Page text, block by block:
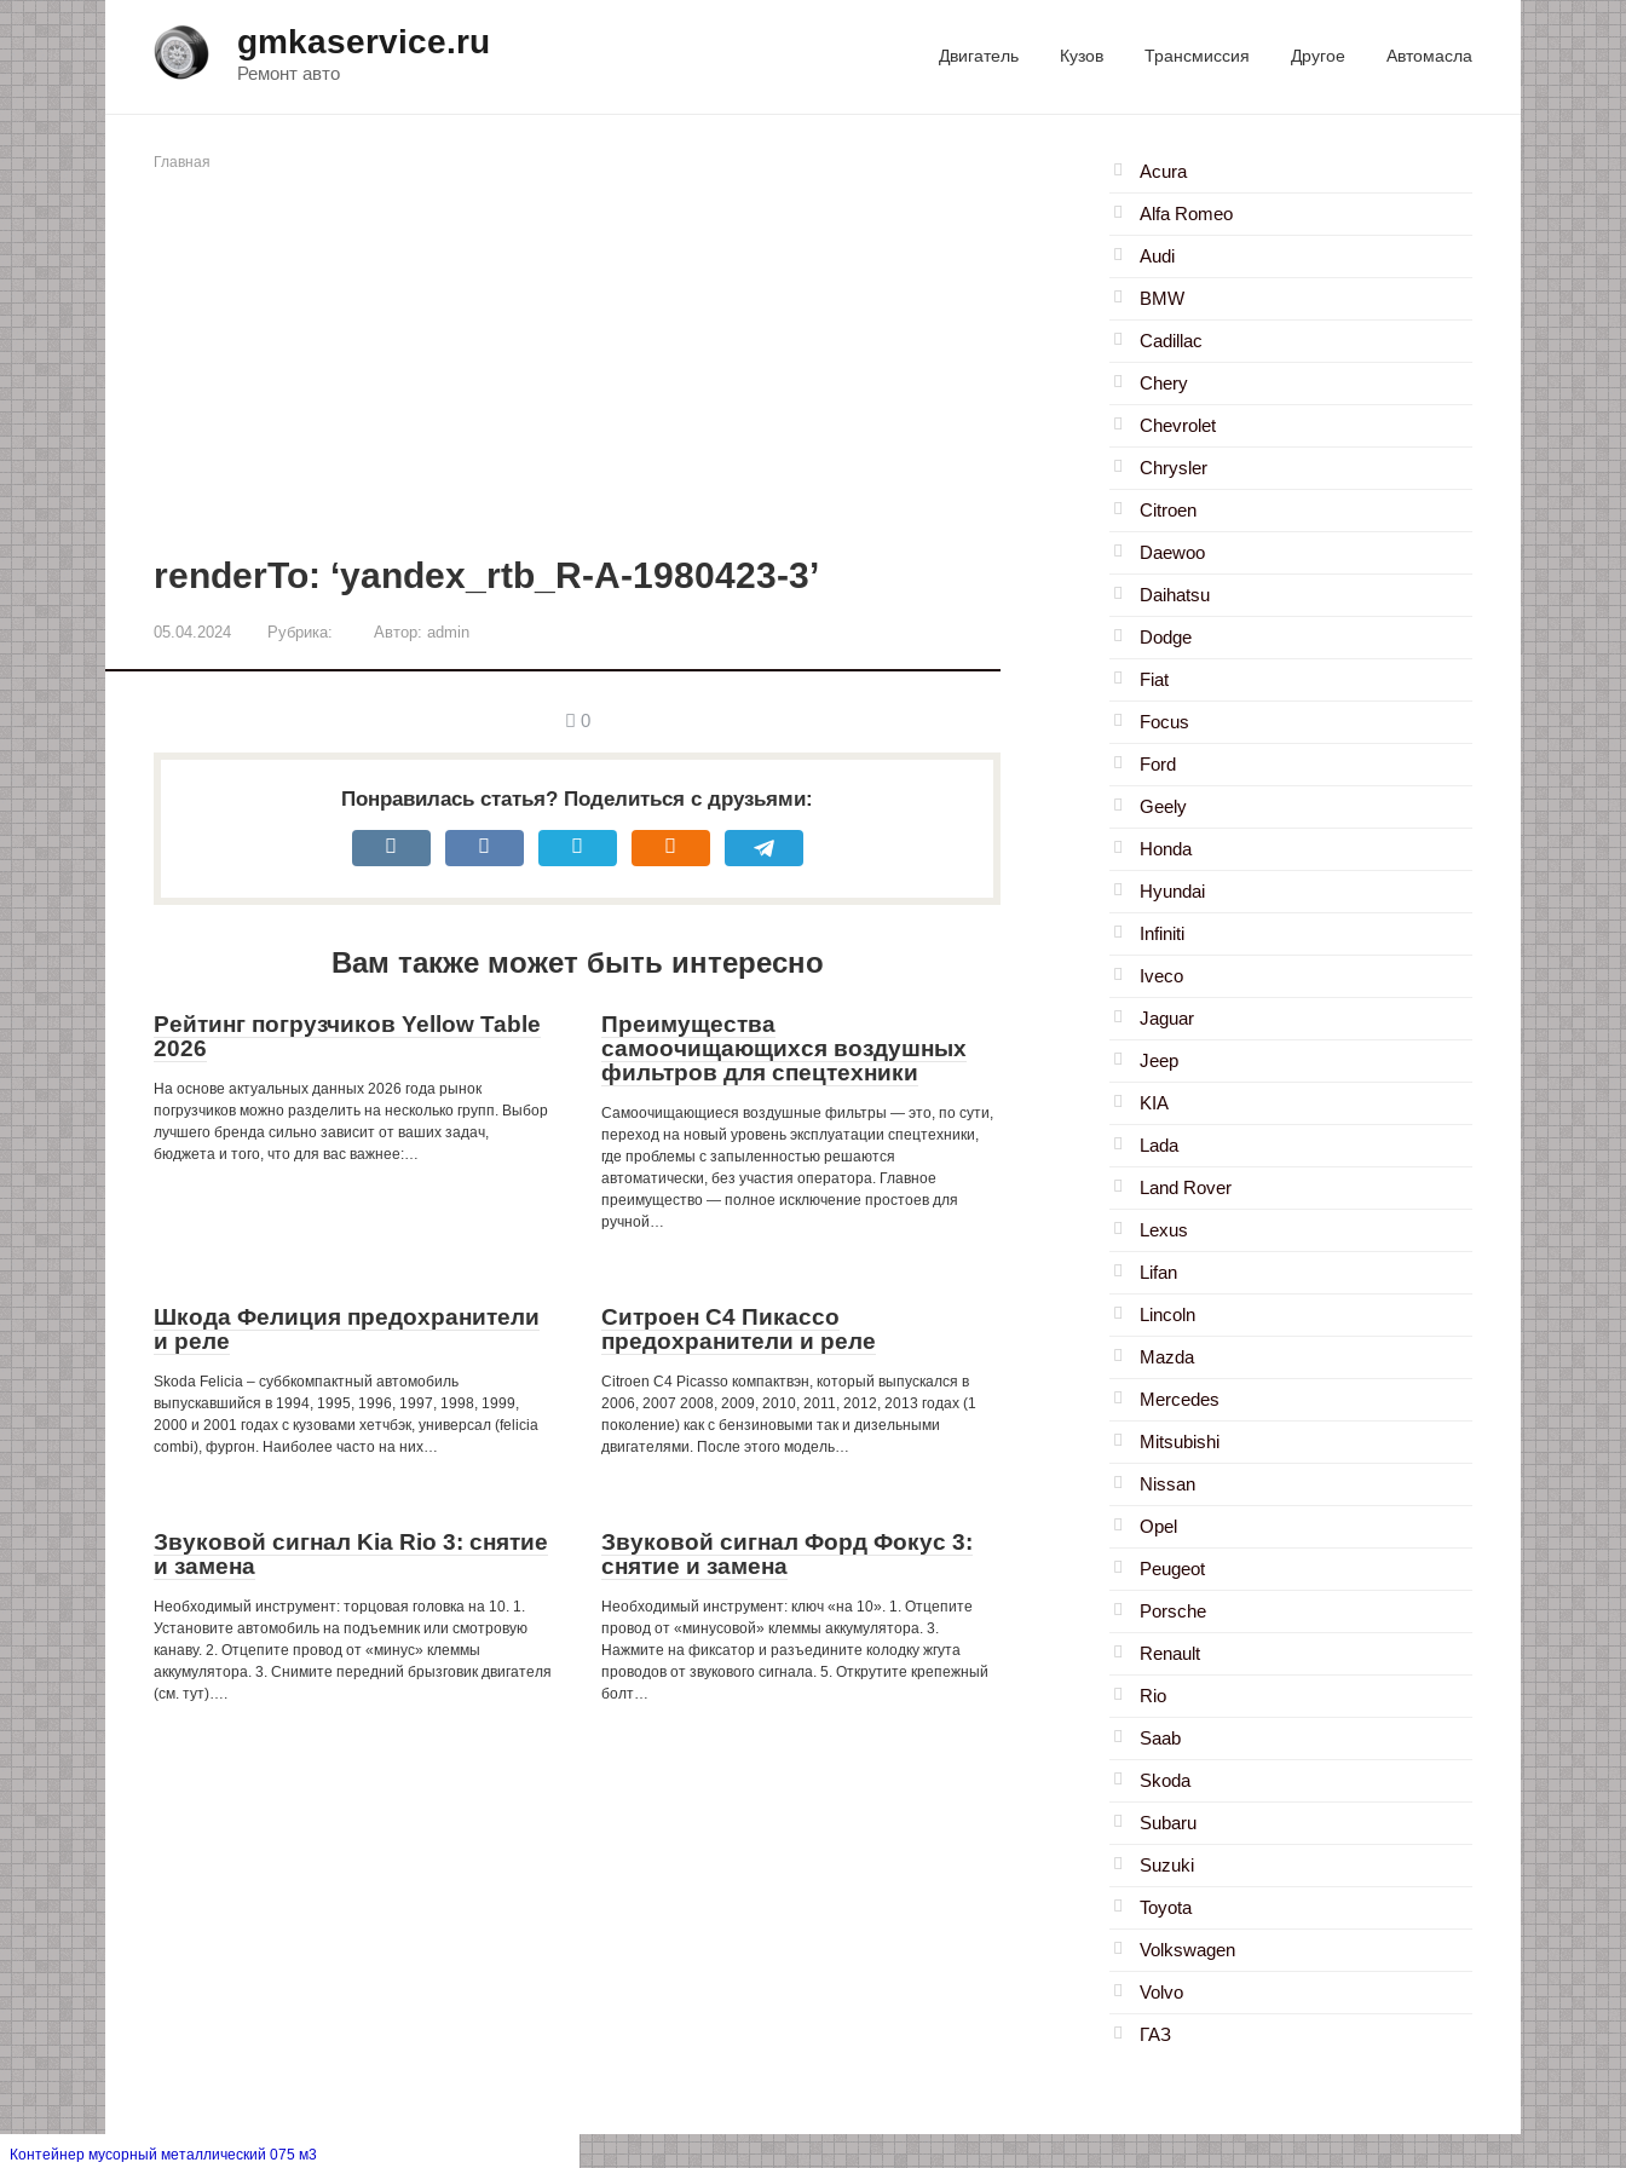
Перейти
к
контенту
gmkaservice.ru
Ремонт авто
Двигатель Кузов Трансмиссия Другое Автомасла
Главная
renderTo: ‘yandex_rtb_R-A-1980423-3’
05.04.2024 Рубрика: Автор: admin
0
Понравилась статья? Поделиться с друзьями:
Вам также может быть интересно
Рейтинг погрузчиков Yellow Table
2026
На основе актуальных данных 2026 года рынок
погрузчиков можно разделить на несколько групп. Выбор
лучшего бренда сильно зависит от ваших задач,
бюджета и того, что для вас важнее:…
Преимущества
самоочищающихся воздушных
фильтров для спецтехники
Самоочищающиеся воздушные фильтры — это, по сути,
переход на новый уровень эксплуатации спецтехники,
где проблемы с запыленностью решаются
автоматически, без участия оператора. Главное
преимущество — полное исключение простоев для
ручной…
Шкода Фелиция предохранители
и реле
Skoda Felicia – суббкомпактный автомобиль
выпускавшийся в 1994, 1995, 1996, 1997, 1998, 1999,
2000 и 2001 годах с кузовами хетчбэк, универсал (felicia
combi), фургон. Наиболее часто на них…
Ситроен С4 Пикассо
предохранители и реле
Citroen C4 Picasso компактвэн, который выпускался в
2006, 2007 2008, 2009, 2010, 2011, 2012, 2013 годах (1
поколение) как с бензиновыми так и дизельными
двигателями. После этого модель…
Звуковой сигнал Kia Rio 3: снятие
и замена
Необходимый инструмент: торцовая головка на 10. 1.
Установите автомобиль на подъемник или смотровую
канаву. 2. Отцепите провод от «минус» клеммы
аккумулятора. 3. Снимите передний брызговик двигателя
(см. тут)….
Звуковой сигнал Форд Фокус 3:
снятие и замена
Необходимый инструмент: ключ «на 10». 1. Отцепите
провод от «минусовой» клеммы аккумулятора. 3.
Нажмите на фиксатор и разъедините колодку жгута
проводов от звукового сигнала. 5. Открутите крепежный
болт…
Acura
Alfa Romeo
Audi
BMW
Cadillac
Chery
Chevrolet
Chrysler
Citroen
Daewoo
Daihatsu
Dodge
Fiat
Focus
Ford
Geely
Honda
Hyundai
Infiniti
Iveco
Jaguar
Jeep
KIA
Lada
Land Rover
Lexus
Lifan
Lincoln
Mazda
Mercedes
Mitsubishi
Nissan
Opel
Peugeot
Porsche
Renault
Rio
Saab
Skoda
Subaru
Suzuki
Toyota
Volkswagen
Volvo
ГАЗ
Контейнер мусорный металлический 075 м3